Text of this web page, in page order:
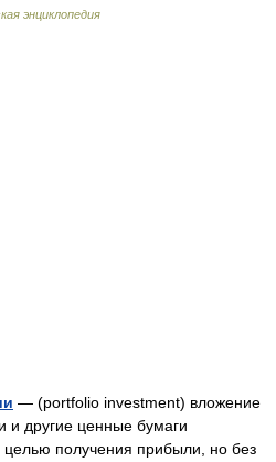
энциклопедия
— (portfolio investment) вложение
и другие ценные бумаги
целью получения прибыли, но без